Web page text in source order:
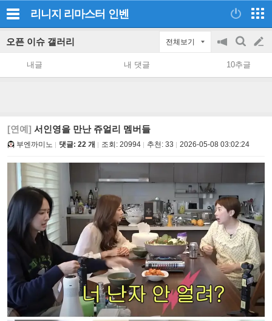
리니지 리마스터 인벤
오픈 이슈 갤러리 전체보기
공
지
on/off
검
색
글
쓰
내글 내 댓글 10추글
[연예] 서인영을 만난 쥬얼리 멤버들
부엔까미노 댓글: 22 개 조회: 20994 추천: 33 2026-05-08 03:02:24